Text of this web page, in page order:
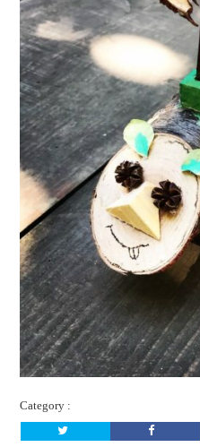
Category :